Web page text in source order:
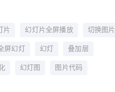
片 幻灯片全屏播放 切换图片
屏幻灯 幻灯 叠加层
幻灯图 图片代码